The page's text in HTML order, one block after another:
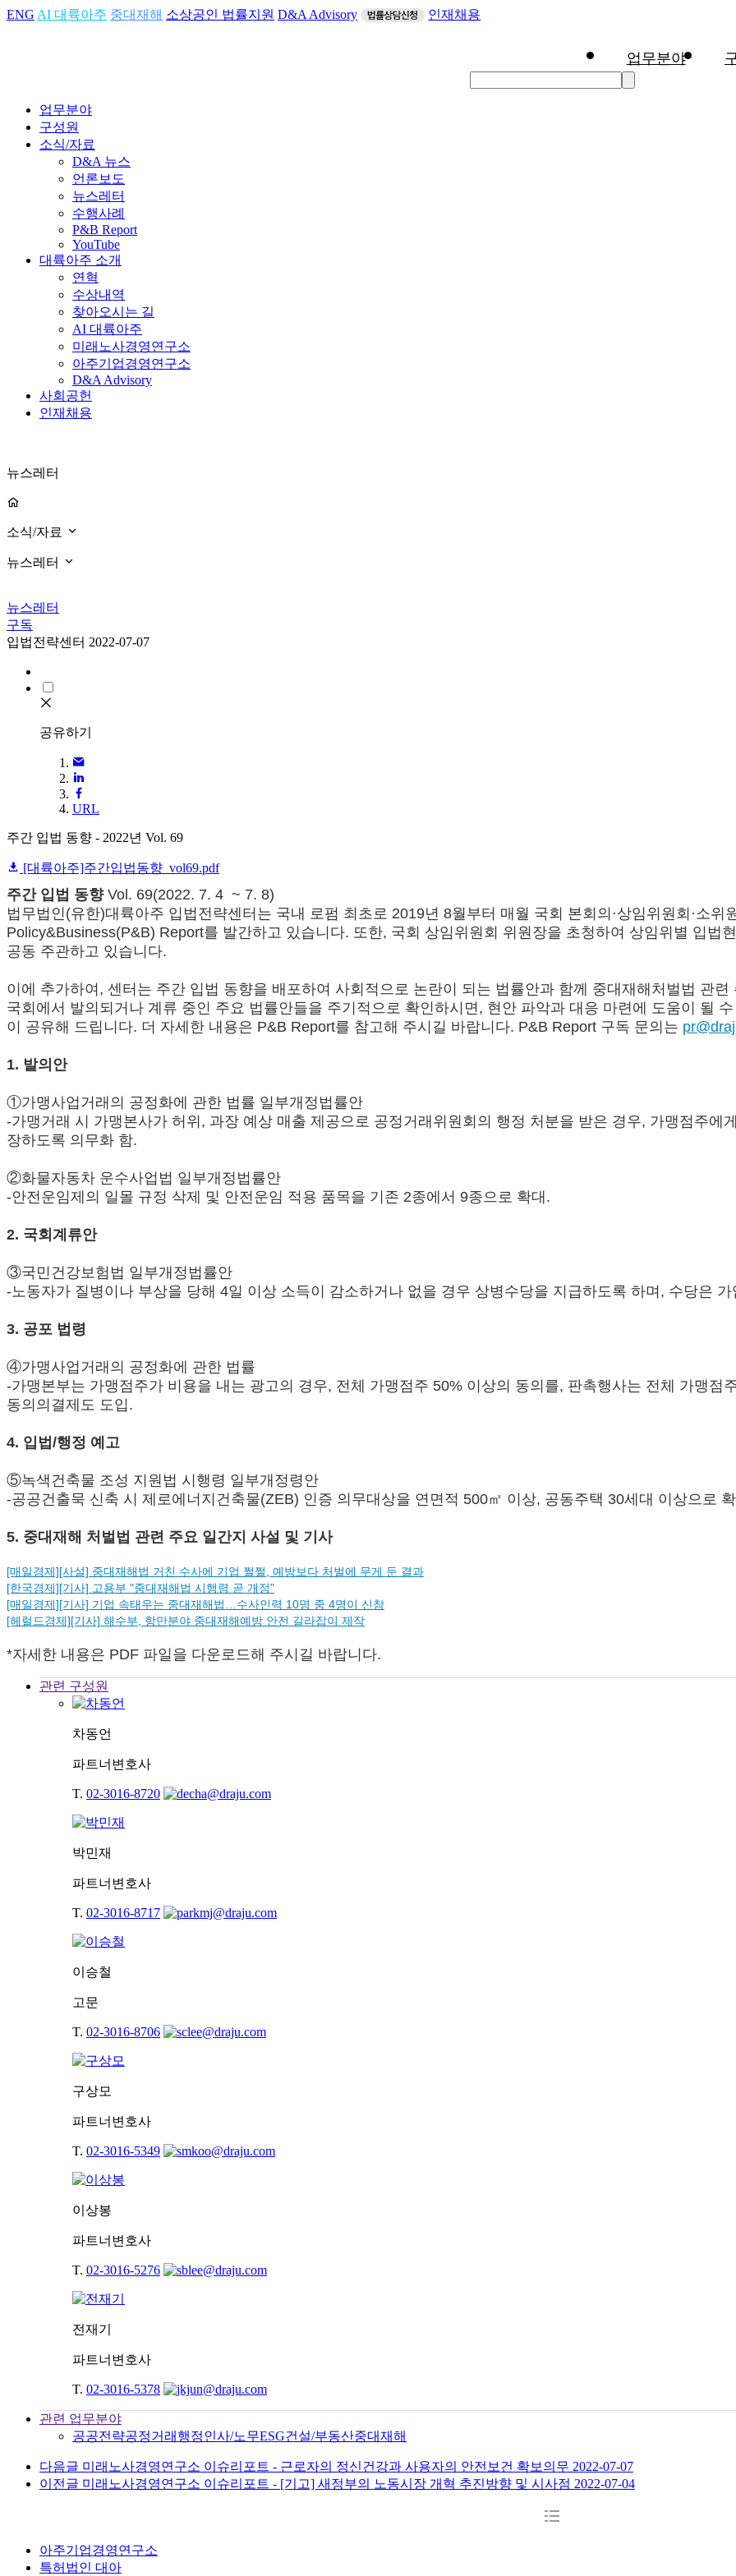
ENG AI 대륙아주 중대재해 소상공인 법률지원 D&A Advisory 인재채용
업무분야
업무분야
구성원
소식/자료
D&A 뉴스
언론보도
뉴스레터
수행사례
P&B Report
YouTube
대륙아주 소개
연혁
수상내역
찾아오시는 길
AI 대륙아주
미래노사경영연구소
아주기업경영연구소
D&A Advisory
사회공헌
인재채용
뉴스레터
소식/자료
뉴스레터
뉴스레터
구독
입법전략센터 2022-07-07
공유하기
URL
주간 입법 동향 - 2022년 Vol. 69
[대륙아주]주간입법동향_vol69.pdf
주간 입법 동향Vol. 69(2022. 7. 4 ~ 7. 8)
법무법인(유한)대륙아주 입법전략센터는 국내 로펌 최초로 2019년 8월부터 매월 국회 본회의·상임위원회·소
Policy&Business(P&B) Report를 발간하고 있습니다. 또한, 국회 상임위원회 위원장을 초청하여 상임위별 입법
공동 주관하고 있습니다.
이에 추가하여, 센터는 주간 입법 동향을 배포하여 사회적으로 논란이 되는 법률안과 함께 중대재해처벌법 관
국회에서 발의되거나 계류 중인 주요 법률안들을 주기적으로 확인하시면, 현안 파악과 대응 마련에 도움이 될
이 공유해 드립니다. 더 자세한 내용은 P&B Report를 참고해 주시길 바랍니다. P&B Report 구독 문의는
1. 발의안
①가맹사업거래의 공정화에 관한 법률 일부개정법률안
-가맹거래 시 가맹본사가 허위, 과장 예상 매출 제공으로 공정거래위원회의 행정 처분을 받은 경우, 가맹점주에
장하도록 의무화 함.
②화물자동차 운수사업법 일부개정법률안
-안전운임제의 일몰 규정 삭제 및 안전운임 적용 품목을 기존 2종에서 9종으로 확대.
2. 국회계류안
③국민건강보험법 일부개정법률안
-노동자가 질병이나 부상을 당해 4일 이상 소득이 감소하거나 없을 경우 상병수당을 지급하도록 하며, 수당은
3. 공포 법령
④가맹사업거래의 공정화에 관한 법률
-가맹본부는 가맹점주가 비용을 내는 광고의 경우, 전체 가맹점주 50% 이상의 동의를, 판촉행사는 전체 가맹점
동의의결제도 도입.
4. 입법/행정 예고
⑤녹색건축물 조성 지원법 시행령 일부개정령안
-공공건출묵 신축 시 제로에너지건축물(ZEB) 인증 의무대상을 연면적 500㎡ 이상, 공동주택 30세대 이상으로
5. 중대재해 처벌법 관련 주요 일간지 사설 및 기사
[매일경제][사설] 중대재해법 거친 수사에 기업 쩔쩔, 예방보다 처벌에 무게 둔 결과
[한국경제][기사] 고용부 "중대재해법 시행령 곧 개정"
[매일경제][기사] 기업 속태우는 중대재해법…수사인력 10명 중 4명이 신참
[헤럴드경제][기사] 해수부, 항만분야 중대재해예방 안전 길라잡이 제작
*자세한 내용은 PDF 파일을 다운로드해 주시길 바랍니다.
관련 구성원
차동언
파트너변호사
T. 02-3016-8720
박민재
파트너변호사
T. 02-3016-8717
이승철
고문
T. 02-3016-8706
구상모
파트너변호사
T. 02-3016-5349
이상봉
파트너변호사
T. 02-3016-5276
전재기
파트너변호사
T. 02-3016-5378
관련 업무분야
공공전략공정거래 행정인사/노무ESG건설/부동산중대재해
다음글 미래노사경영연구소 이슈리포트 - 근로자의 정신건강과 사용자의 안전보건 확보의무 2022-07-07
이전글 미래노사경영연구소 이슈리포트 - [기고] 새정부의 노동시장 개혁 추진방향 및 시사점 2022-07-04
아주기업경영연구소
특허법인 대아